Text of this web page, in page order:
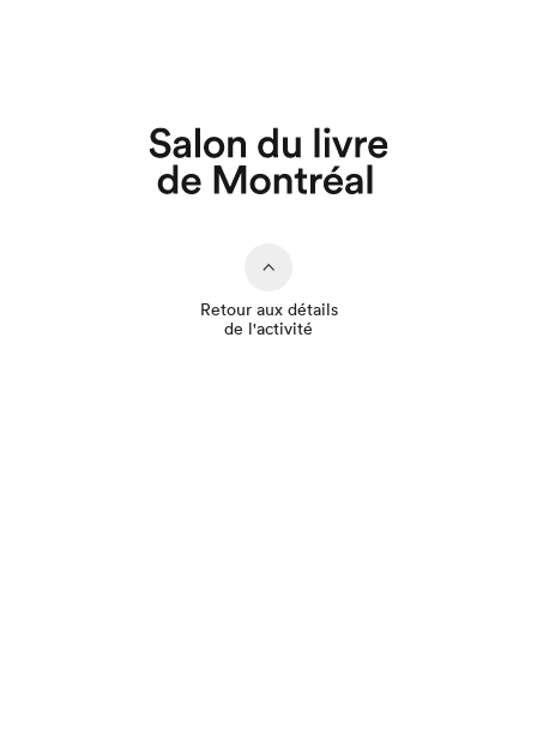
Que cherchez-vous?
Retour aux détails
de l'activité